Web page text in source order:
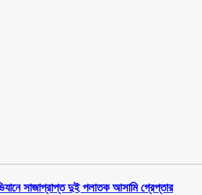
সাজাপ্রাপ্ত দুই পলাতক আসামি গ্রেপ্তার